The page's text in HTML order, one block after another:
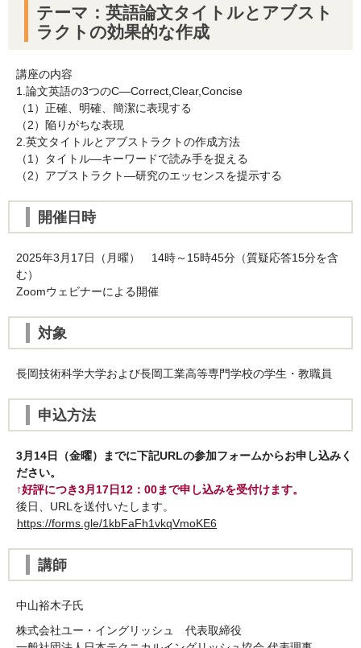
テーマ：英語論文タイトルとアブスト
ラクトの効果的な作成
講座の内容
1.論文英語の3つのC―Correct,Clear,Concise
（1）正確、明確、簡潔に表現する
（2）陥りがちな表現
2.英文タイトルとアブストラクトの作成方法
（1）タイトル―キーワードで読み手を捉える
（2）アブストラクト―研究のエッセンスを提示する
開催日時
2025年3月17日（月曜） 14時～15時45分（質疑応答15分を含
む）
Zoomウェビナーによる開催
対象
長岡技術科学大学および長岡工業高等専門学校の学生・教職員
申込方法
3月14日（金曜）までに下記URLの参加フォームからお申し込みく
ださい。
↑好評につき3月17日12：00まで申し込みを受付けます。
後日、URLを送付いたします。
https://forms.gle/1kbFaFh1vkqVmoKE6
講師
中山裕木子氏
株式会社ユー・イングリッシュ 代表取締役